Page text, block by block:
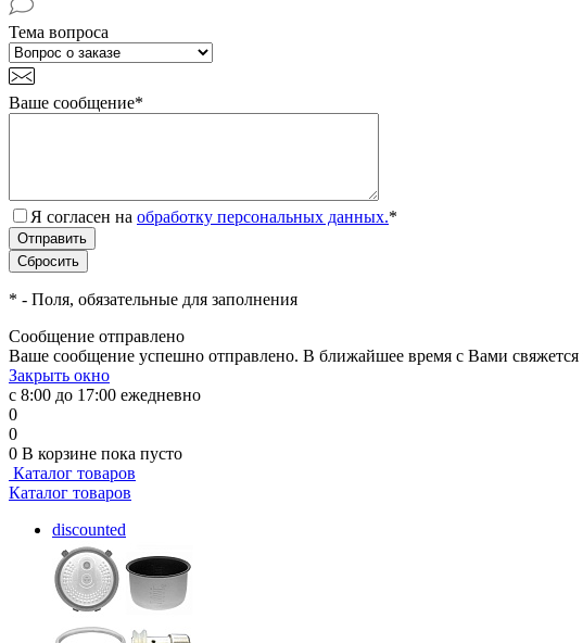
Тема вопроса
Ваше сообщение*
Я согласен на обработку персональных данных.*
* - Поля, обязательные для заполнения
Сообщение отправлено
Ваше сообщение успешно отправлено. В ближайшее время с Вами свяжется
Закрыть окно
с 8:00 до 17:00 ежедневно
0
0
0 В корзине пока пусто
Каталог товаров
Каталог товаров
discounted